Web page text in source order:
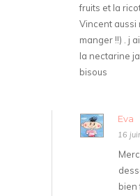
fruits et la
Vincent aussi
manger !!) . j
la nectarine
bisous
Eva
16
bien